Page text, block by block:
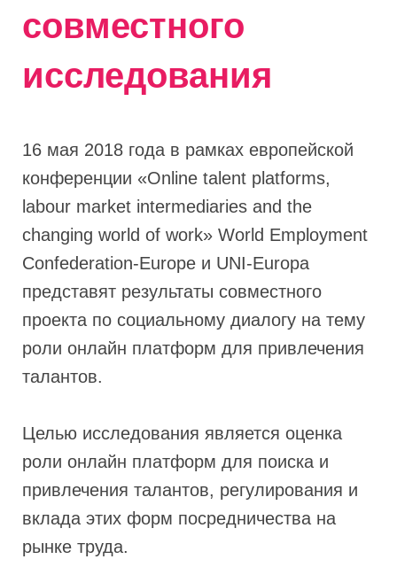
совместного
исследования
16 мая 2018 года в рамках европейской
конференции «Online talent platforms,
labour market intermediaries and the
changing world of work» World Employment
Confederation-Europe и UNI-Europa
представят результаты совместного
проекта по социальному диалогу на тему
роли онлайн платформ для привлечения
талантов.
Целью исследования является оценка
роли онлайн платформ для поиска и
привлечения талантов, регулирования и
вклада этих форм посредничества на
рынке труда.